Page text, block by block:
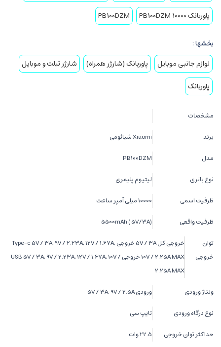
پاوربانک 10000 PB100DZM
PB100DZM
بخشها :
لوازم جانبی موبایل
پاوربانک (شارژر همراه)
شارژر تبلت و موبایل
پاوربانک
مشخصات
برند Xiaomi شیائومی
مدل PB100DZM
نوع باتری لیتیوم پلیمری
ظرفیت اسمی 10000 میلی آمپر ساعت
ظرفیت واقعی 5500mAh ( 5V/3A)
توان
خروجی
خروجی کل 5V / 3A خروجی Type-c 5V / 3A, 9V / 2.23A, 12V / 1.67A,
10V / 2.25A MAX خروجی USB 5V / 3A, 9V / 2.23A, 12V / 1.67A, 10V /
2.25A MAX
ولتاژ ورودی ورودی 5V / 3A, 9V / 2.5A
نوع درگاه ورودی تایپ سی
حداکثر توان خروجی 22.5 وات